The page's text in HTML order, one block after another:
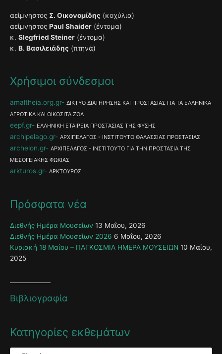
αείμνηστος Σ. Οικονομίδης (κοχύλια)
αείμνηστος Paul Shaider (έντομα)
κ. Slegfried Steiner (έντομα)
κ. Β. Βασιλειάδης (πτηνά)
Χρήσιμοι σύνδεσμοι
amaltheia.org.gr
ΔΙΚΤΥΟ ΔΙΑΤΗΡΗΣΗΣ ΚΑΙ ΠΡΟΣΤΑΣΙΑΣ ΓΙΑ ΤΑ ΕΛΛΗΝΙΚΑ
ΑΓΡΟΤΙΚΑ ΚΑΙ ΟΙΚΟΣΙΤΑ ΖΩΑ
eepf.gr ΕΛΛΗΝΙΚΗ ΕΤΑΙΡΕΙΑ ΠΡΟΣΤΑΣΙΑΣ ΤΗΣ ΦΥΣΗΣ
archipelago.gr ΑΡΧΙΠΕΛΑΓΟΣ - ΙΝΣΤΙΤΟΥΤΟ ΘΑΛΑΣΣΙΑΣ ΠΡΟΣΤΑΣΙΑΣ
archelon.gr
ΑΡΧΙΠΕΛΑΓΟΣ - ΙΝΣΤΙΤΟΥΤΟ ΓΙΑ ΤΗΝ ΠΡΟΣΤΑΣΙΑ ΤΗΣ
ΜΕΣΟΓΕΙΑΚΗΣ ΦΩΚΙΑΣ
arkturos.gr ΑΡΚΤΟΥΡΟΣ
Πρόσφατα νέα
Διεθνής Ημέρα Μουσείων 13 Μαΐου, 2026
Διεθνής Ημέρα Μουσείων 2026 6 Μαΐου, 2026
Κυριακή 18 Μαΐου – ΠΑΓΚΟΣΜΙΑ ΗΜΕΡΑ ΜΟΥΣΕΙΩΝ 10 Μαΐου,
2025
Βιβλιογραφία
Κατηγορίες εκθεμάτων